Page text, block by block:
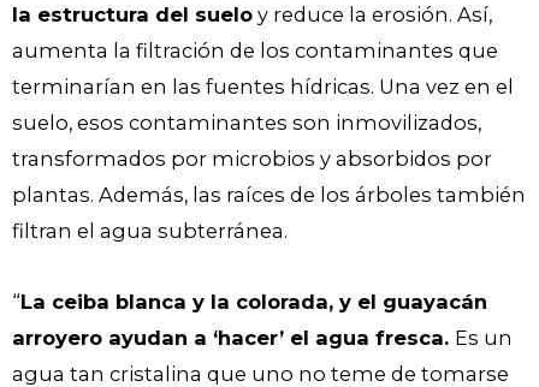
la estructura del suelo y reduce la erosión. Así,
aumenta la filtración de los contaminantes que
terminarían en las fuentes hídricas. Una vez en el
suelo, esos contaminantes son inmovilizados,
transformados por microbios y absorbidos por
plantas. Además, las raíces de los árboles también
filtran el agua subterránea.
“La ceiba blanca y la colorada, y el guayacán
arroyero ayudan a ‘hacer’ el agua fresca. Es un
agua tan cristalina que uno no teme de tomarse